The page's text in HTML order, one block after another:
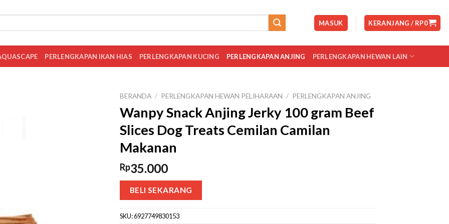
MASUK KERANJANG / RP0
PERLENGKAPAN IKAN HIAS PERLENGKAPAN KUCING PERLENGKAPAN ANJING PERLENGKAPAN HEWAN LAIN
BERANDA / PERLENGKAPAN HEWAN PELIHARAAN / PERLENGKAPAN ANJING
Wanpy Snack Anjing Jerky 100 gram Beef
Slices Dog Treats Cemilan Camilan
Makanan
Rp35.000
BELI SEKARANG
SKU:6927749830153